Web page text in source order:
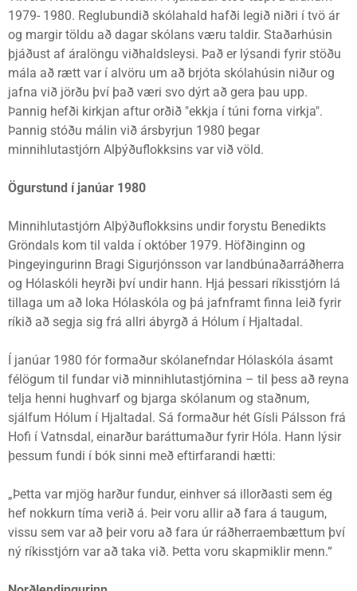
1979- 1980. Reglubundið skólahald hafði legið niðri í tvö ár
og margir töldu að dagar skólans væru taldir. Staðarhúsin
þjáðust af áralöngu viðhaldsleysi. Það er lýsandi fyrir stöðu
mála að rætt var í alvöru um að brjóta skólahúsin niður og
jafna við jörðu því það væri svo dýrt að gera þau upp.
Þannig hefði kirkjan aftur orðið "ekkja í túni forna virkja".
Þannig stóðu málin við ársbyrjun 1980 þegar
minnihlutastjórn Alþýðuflokksins var við völd.
Ögurstund í janúar 1980
Minnihlutastjórn Alþýðuflokksins undir forystu Benedikts
Gröndals kom til valda í október 1979. Höfðinginn og
Þingeyingurinn Bragi Sigurjónsson var landbúnaðarráðherra
og Hólaskóli heyrði því undir hann. Hjá þessari ríkisstjórn lá
tillaga um að loka Hólaskóla og þá jafnframt finna leið fyrir
ríkið að segja sig frá allri ábyrgð á Hólum í Hjaltadal.
Í janúar 1980 fór formaður skólanefndar Hólaskóla ásamt
félögum til fundar við minnihlutastjórnina – til þess að reyna
telja henni hughvarf og bjarga skólanum og staðnum,
sjálfum Hólum í Hjaltadal. Sá formaður hét Gísli Pálsson frá
Hofi í Vatnsdal, einarður baráttumaður fyrir Hóla. Hann lýsir
þessum fundi í bók sinni með eftirfarandi hætti:
„Þetta var mjög harður fundur, einhver sá illorðasti sem ég
hef nokkurn tíma verið á. Þeir voru allir að fara á taugum,
vissu sem var að þeir voru að fara úr ráðherraembættum því
ný ríkisstjórn var að taka við. Þetta voru skapmiklir menn.“